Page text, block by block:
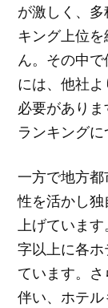
が激しく、
キング上位
ん。その中
には、他社
必要があり
ランキングに
一方で地方
性を活かし
上げていま
字以上に各
ています。
伴い、ホテ